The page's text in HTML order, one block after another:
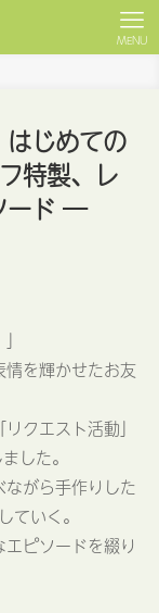
MENU
はじめての
特製、レ
ード ―
を輝かせたお友
クエスト活動」
した。
がら手作りした
ていく。
ピソードを綴り